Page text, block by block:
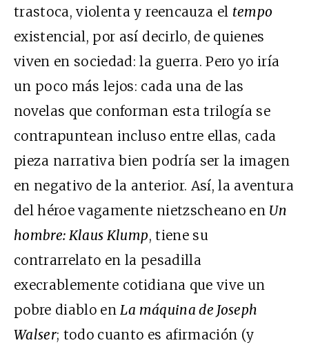
trastoca, violenta y reencauza el tempo
existencial, por así decirlo, de quienes
viven en sociedad: la guerra. Pero yo iría
un poco más lejos: cada una de las
novelas que conforman esta trilogía se
contrapuntean incluso entre ellas, cada
pieza narrativa bien podría ser la imagen
en negativo de la anterior. Así, la aventura
del héroe vagamente nietzscheano en Un
hombre: Klaus Klump, tiene su
contrarrelato en la pesadilla
execrablemente cotidiana que vive un
pobre diablo en La máquina de Joseph
Walser; todo cuanto es afirmación (y